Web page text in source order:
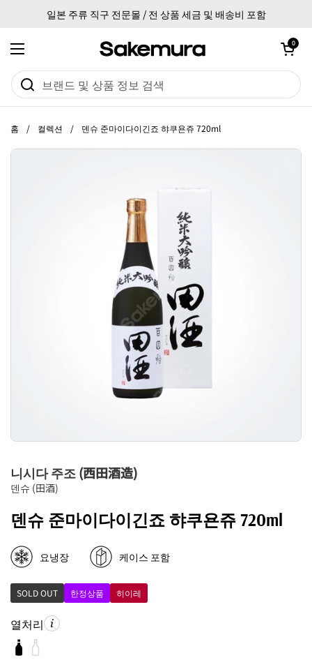
일본 주류 직구 전문몰 / 전 상품 세금 및 배송비 포함
메뉴 열기
카트 열기
0
홈 / 컬렉션 / 덴슈 준마이다이긴죠 햐쿠욘쥬 720ml
‎니시다 주조 (西田酒造)
덴슈 (田酒)
덴슈 준마이다이긴죠 햐쿠욘쥬 720ml
요냉장 케이스 포함
SOLD OUT 한정상품 히이레
열처리